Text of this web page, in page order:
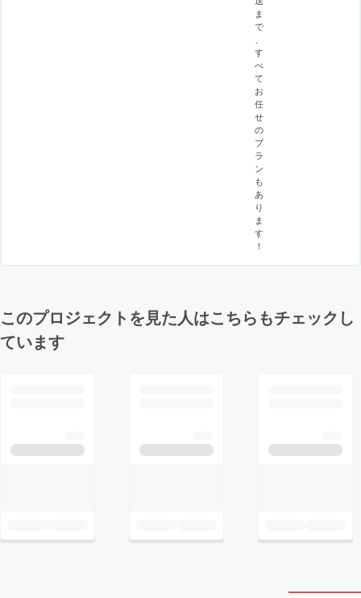
ま
で
す
べ
て
お
任
せ
の
プ
ラ
ン
も
あ
り
ま
す
！
このプロジェクトを見た人はこちらもチェックし
ています